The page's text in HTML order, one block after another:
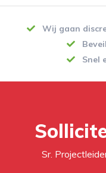
Wij gaan
Snel
Sr.